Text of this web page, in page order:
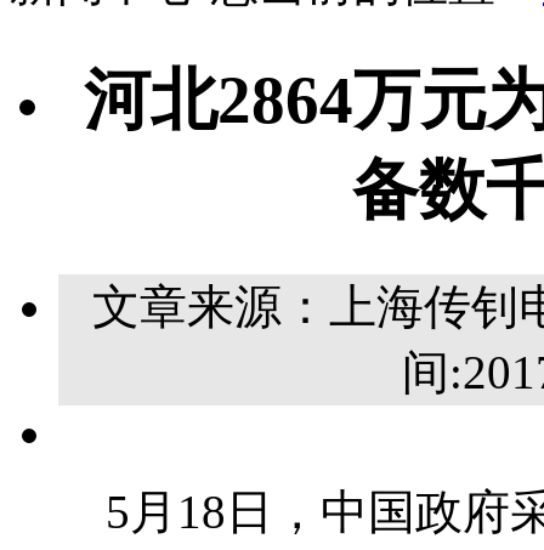
河北2864万元
备数
文章来源：上海传
间
5月18日，中国政府